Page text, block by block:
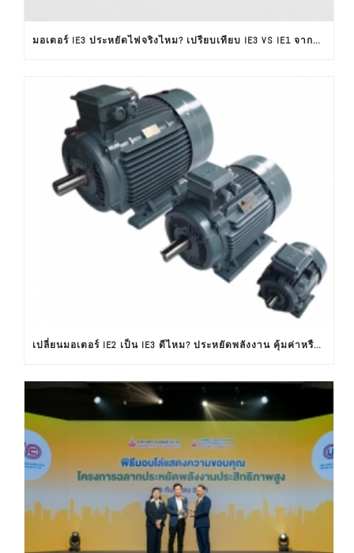
มอเตอร์ IE3 ประหยัดไฟจริงไหม? เปรียบเทียบ IE3 VS IE1 จากผลทดสอบใช้งานจริง
เปลี่ยนมอเตอร์ IE2 เป็น IE3 ดีไหม? ประหยัดพลังงาน คุ้มค่าหรือไม่ ?